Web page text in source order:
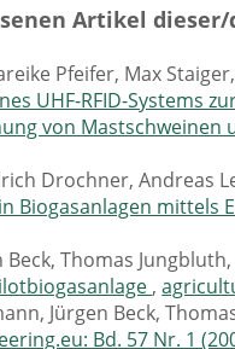
Artikel
Pfeifer, Max
UHF-RFID-Systems
von Mastschweinen
Drochner, Andreas
Biogasanlagen mittels
Beck, Thomas Jungbluth,
,
Jürgen Beck,
Bd. 57 Nr. 1